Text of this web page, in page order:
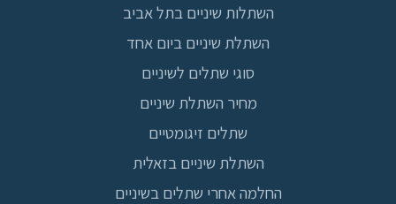
השתלות שיניים בתל אביב
השתלת שיניים ביום אחד
סוגי שתלים לשיניים
מחיר השתלת שיניים
שתלים זיגומטיים
השתלת שיניים בזאלית
החלמה אחרי שתלים בשיניים